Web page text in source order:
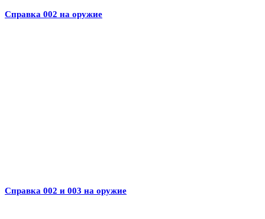
Справка 002 на оружие
Справка 002 и 003 на оружие